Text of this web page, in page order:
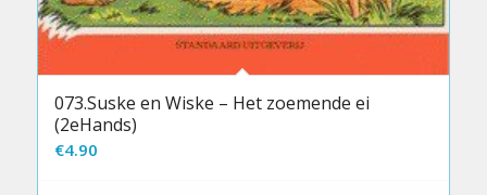
073.Suske en Wiske – Het zoemende ei
(2eHands)
€4.90